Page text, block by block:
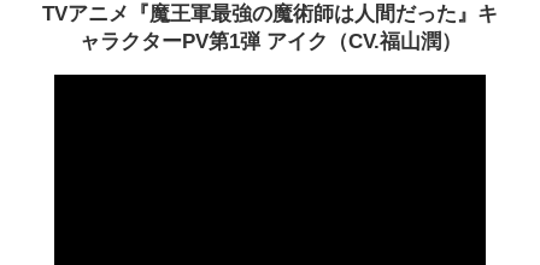
TVアニメ『魔王軍最強の魔術師は人間だった』キ
ャラクターPV第1弾 アイク（CV.福山潤）